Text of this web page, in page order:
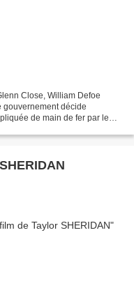
Close, William Defoe
gouvernement décide
de main de fer par le